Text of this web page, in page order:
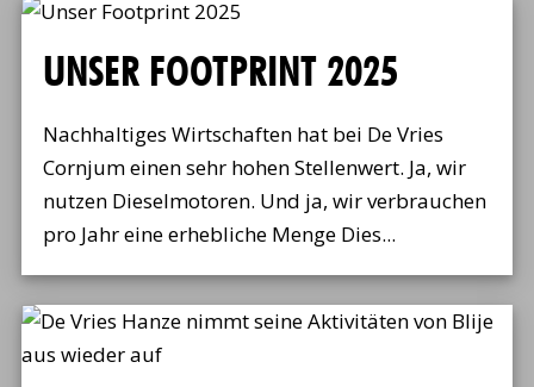
UNSER FOOTPRINT 2025
Nachhaltiges Wirtschaften hat bei De Vries
Cornjum einen sehr hohen Stellenwert. Ja, wir
nutzen Dieselmotoren. Und ja, wir verbrauchen
pro Jahr eine erhebliche Menge Dies...